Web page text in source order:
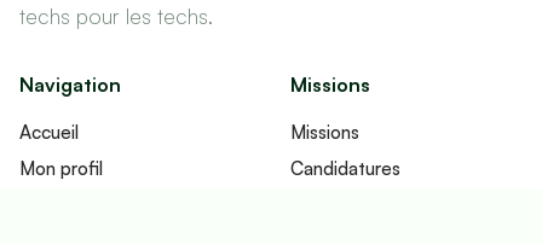
techs pour les techs.
Navigation
Accueil
Mon profil
Missions
Missions
Candidatures